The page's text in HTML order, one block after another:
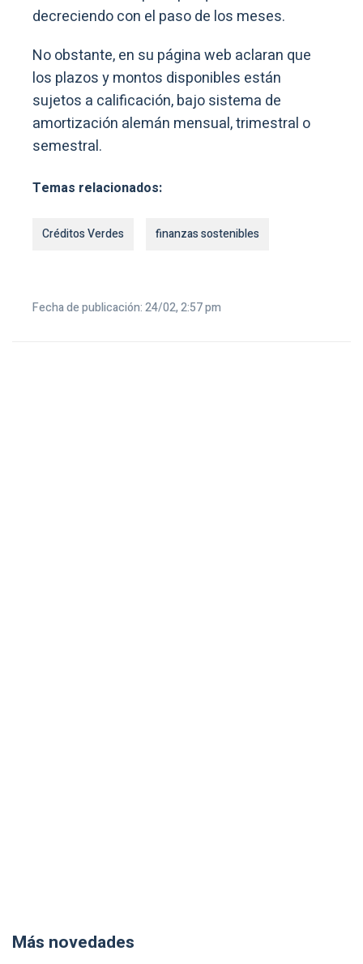
decreciendo con el paso de los meses.
No obstante, en su página web aclaran que
los plazos y montos disponibles están
sujetos a calificación, bajo sistema de
amortización alemán mensual, trimestral o
semestral.
Temas relacionados:
Créditos Verdes finanzas sostenibles
Fecha de publicación: 24/02, 2:57 pm
Más novedades